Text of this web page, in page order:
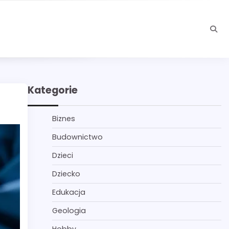
Kategorie
Biznes
Budownictwo
Dzieci
Dziecko
Edukacja
Geologia